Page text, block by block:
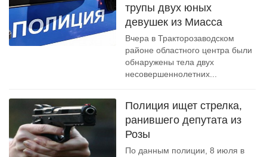
трупы двух юных
девушек из Миасса
Вчера в Тракторозаводском
районе областного центра были
обнаружены тела двух
несовершеннолетних...
Полиция ищет стрелка,
ранившего депутата из
Розы
По данным полиции, 8 июля в